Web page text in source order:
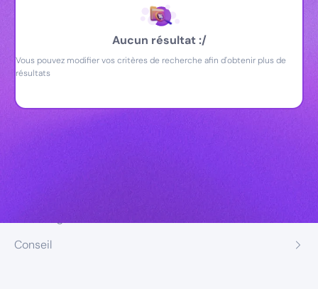
Aucun résultat :/
Vous pouvez modifier vos critères de recherche afin d'obtenir plus de
résultats
Conseil